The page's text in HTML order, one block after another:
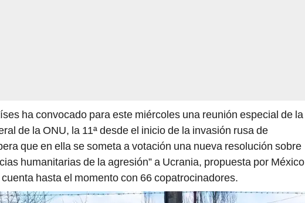
ha convocado para este miércoles una reunión especial de la
de la ONU, la 11ª desde el inicio de la invasión rusa de
que en ella se someta a votación una nueva resolución sobre
humanitarias de la agresión” a Ucrania, propuesta por México
hasta el momento con 66 copatrocinadores.